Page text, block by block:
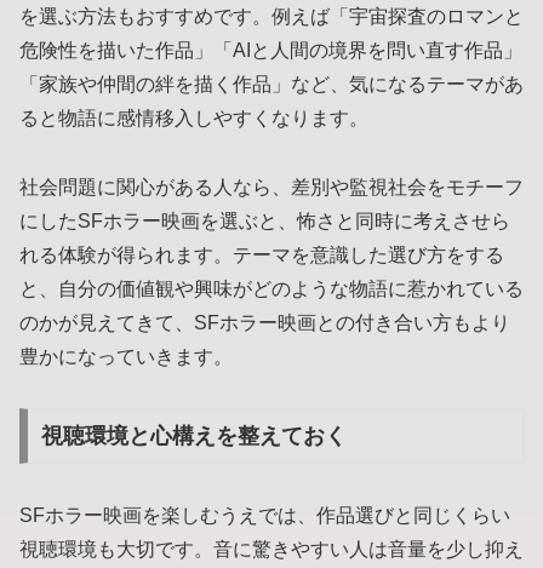
を選ぶ方法もおすすめです。例えば「宇宙探査のロマンと
危険性を描いた作品」「AIと人間の境界を問い直す作品」
「家族や仲間の絆を描く作品」など、気になるテーマがあ
ると物語に感情移入しやすくなります。
社会問題に関心がある人なら、差別や監視社会をモチーフ
にしたSFホラー映画を選ぶと、怖さと同時に考えさせら
れる体験が得られます。テーマを意識した選び方をする
と、自分の価値観や興味がどのような物語に惹かれている
のかが見えてきて、SFホラー映画との付き合い方もより
豊かになっていきます。
視聴環境と心構えを整えておく
SFホラー映画を楽しむうえでは、作品選びと同じくらい
視聴環境も大切です。音に驚きやすい人は音量を少し抑え